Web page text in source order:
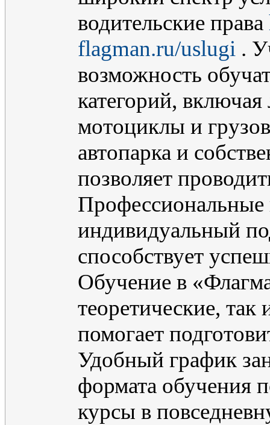
водительские права
flagman.ru/uslugi .
возможность
категорий,
мотоциклы и
автопарка и
позволяет
Профессиональные
индивидуальный
способствует
Обучение в
теоретические, так
помогает
Удобный график
формата обучения
курсы в